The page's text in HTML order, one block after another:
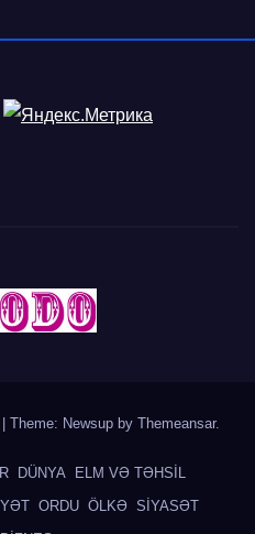
Theme: Newsup by Themeansar.
DÜNYA
ELM VƏ TƏHSİL
ORDU ÖLKƏ SİYASƏT